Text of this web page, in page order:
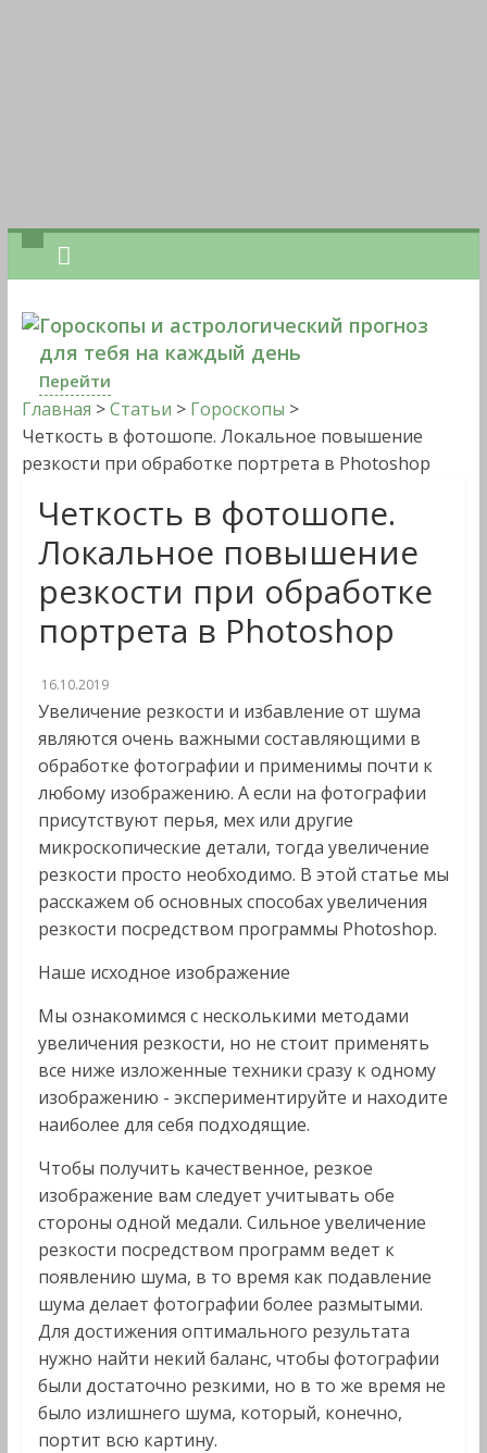
Гороскопы и астрологический прогноз
для тебя на каждый день
Перейти
Главная >Статьи > Гороскопы >
Четкость в фотошопе. Локальное повышение
резкости при обработке портрета в Photoshop
Четкость в фотошопе.
Локальное повышение
резкости при обработке
портрета в Photoshop
16.10.2019
Увеличение резкости и избавление от шума
являются очень важными составляющими в
обработке фотографии и применимы почти к
любому изображению. А если на фотографии
присутствуют перья, мех или другие
микроскопические детали, тогда увеличение
резкости просто необходимо. В этой статье мы
расскажем об основных способах увеличения
резкости посредством программы Photoshop.
Наше исходное изображение
Мы ознакомимся с несколькими методами
увеличения резкости, но не стоит применять
все ниже изложенные техники сразу к одному
изображению - экспериментируйте и находите
наиболее для себя подходящие.
Чтобы получить качественное, резкое
изображение вам следует учитывать обе
стороны одной медали. Сильное увеличение
резкости посредством программ ведет к
появлению шума, в то время как подавление
шума делает фотографии более размытыми.
Для достижения оптимального результата
нужно найти некий баланс, чтобы фотографии
были достаточно резкими, но в то же время не
было излишнего шума, который, конечно,
портит всю картину.